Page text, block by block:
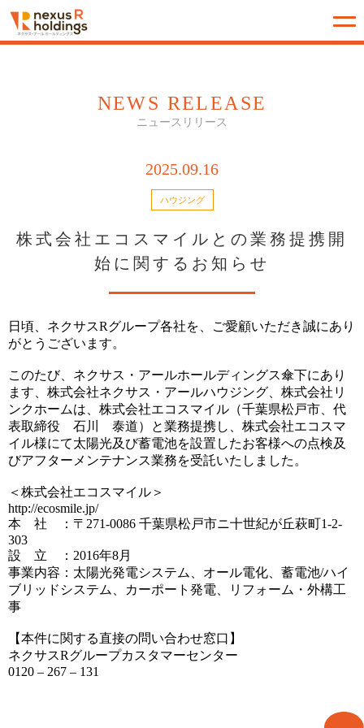
NEWS RELEASE
ニュースリリース
2025.09.16
ハウジング
株式会社エコスマイルとの業務提携開
始に関するお知らせ
日頃、ネクサスRグループ各社を、ご愛顧いただき誠にあり
がとうございます。
このたび、ネクサス・アールホールディングス傘下にあり
ます、株式会社ネクサス・アールハウジング、株式会社リ
ンクホームは、株式会社エコスマイル（千葉県松戸市、代
表取締役 石川 泰道）と業務提携し、株式会社エコスマ
イル様にて太陽光及び蓄電池を設置したお客様への点検及
びアフターメンテナンス業務を受託いたしました。
＜株式会社エコスマイル＞
http://ecosmile.jp/
本 社 ：〒271-0086 千葉県松戸市ニ十世紀が丘萩町1-2-
303
設 立 ：2016年8月
事業内容：太陽光発電システム、オール電化、蓄電池/ハイ
ブリッドシステム、カーポート発電、リフォーム・外構工
事
【本件に関する直接の問い合わせ窓口】
ネクサスRグループカスタマーセンター
0120 – 267 – 131